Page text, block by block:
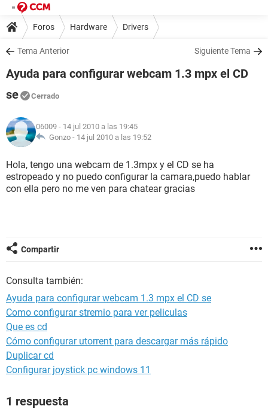
Foros Hardware Drivers
Tema Anterior Siguiente Tema
Ayuda para configurar webcam 1.3 mpx el CD
se
Cerrado
06009 - 14 jul 2010 a las 19:45
Gonzo - 14 jul 2010 a las 19:52
Hola, tengo una webcam de 1.3mpx y el CD se ha
estropeado y no puedo configurar la camara,puedo hablar
con ella pero no me ven para chatear gracias
Compartir
Consulta también:
Ayuda para configurar webcam 1.3 mpx el CD se
Como configurar stremio para ver peliculas
Que es cd
Cómo configurar utorrent para descargar más rápido
Duplicar cd
Configurar joystick pc windows 11
1 respuesta